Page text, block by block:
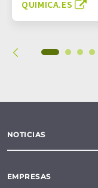
QUIMICA.ES
NOTICIAS
EMPRESAS